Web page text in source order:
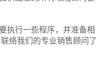
执行一些程序，并准备相
络我们的专业销售顾问了